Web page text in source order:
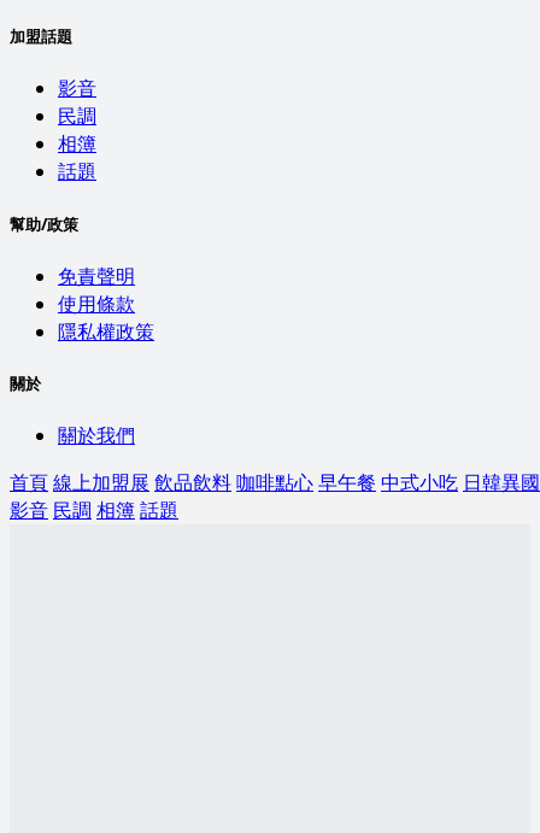
加盟話題
影音
民調
相簿
話題
幫助/政策
免責聲明
使用條款
隱私權政策
關於
關於我們
首頁線上加盟展 飲品飲料咖啡點心早午餐 中式小吃 日韓異國
影音 民調 相簿話題